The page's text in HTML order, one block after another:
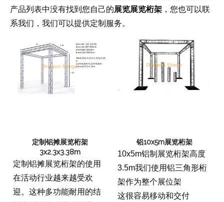
产品列表中没有找到您自己的展览展览桁架 ，您也可以联
系我们，我们可以提供定制服务。
定制铝摊展览桁架
3x2.3x3.38m
定制铝摊展览桁架的使用
在活动行业越来越受欢
迎。这种多功能耐用的结
铝10x5m展览桁架
10x5m铝制展览桁架高度
3.5m我们使用铝三角形桁
架作为整个展位架
这很容易移动和交付